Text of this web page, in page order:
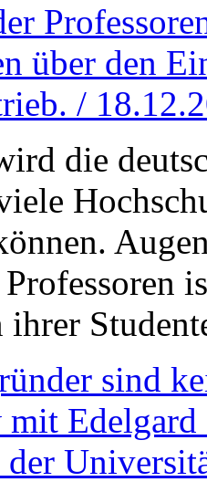
über den
/
die
sind